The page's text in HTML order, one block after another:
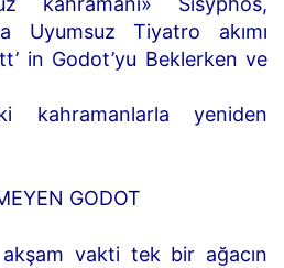
Uyumsuz Tiyatro akımı
in Godot’yu Beklerken ve
kahramanlarla yeniden
GODOT
vakti tek bir ağacın